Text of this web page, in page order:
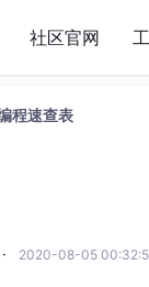
社区官网
程速查表
· 2020-08-05